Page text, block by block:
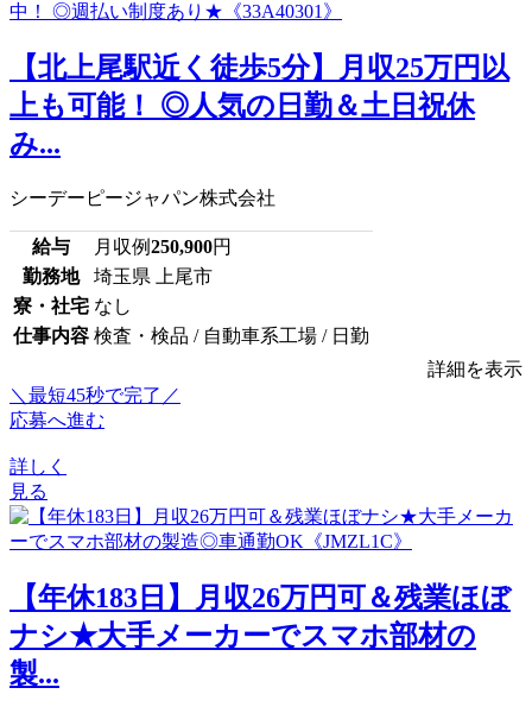
【北上尾駅近く徒歩5分】月収25万円以
上も可能！ ◎人気の日勤＆土日祝休
み...
シーデーピージャパン株式会社
給与 月収例250,900円
勤務地
埼玉県 上尾市
寮・社宅 なし
仕事内容 検査・検品 / 自動車系工場 / 日勤
詳細を表示
＼最短45秒で完了／
応募へ進む
詳しく
見る
【年休183日】月収26万円可＆残業ほぼ
ナシ★大手メーカーでスマホ部材の
製...